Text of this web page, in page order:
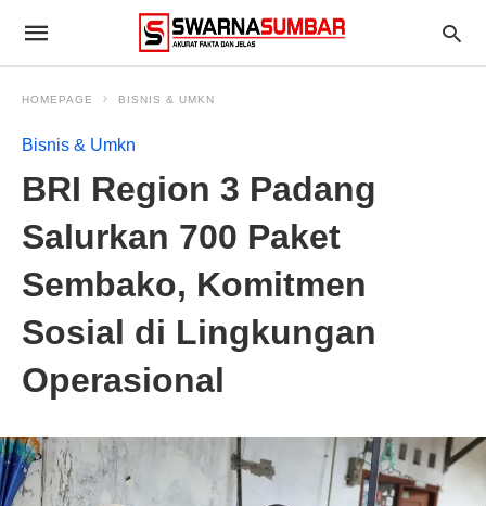
HOMEPAGE BISNIS & UMKN
Bisnis & Umkn
BRI Region 3 Padang
Salurkan 700 Paket
Sembako, Komitmen
Sosial di Lingkungan
Operasional